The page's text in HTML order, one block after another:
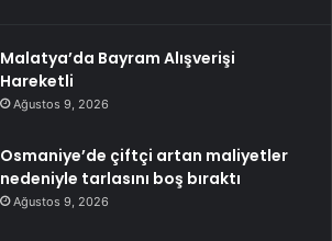
Malatya’da Bayram Alışverişi
Hareketli
Ağustos 9, 2026
Osmaniye’de çiftçi artan maliyetler
nedeniyle tarlasını boş bıraktı
Ağustos 9, 2026